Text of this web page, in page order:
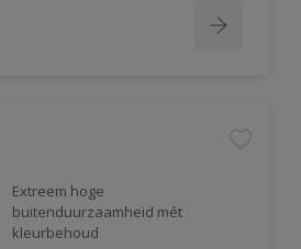
Extreem hoge
buitenduurzaamheid mét
kleurbehoud